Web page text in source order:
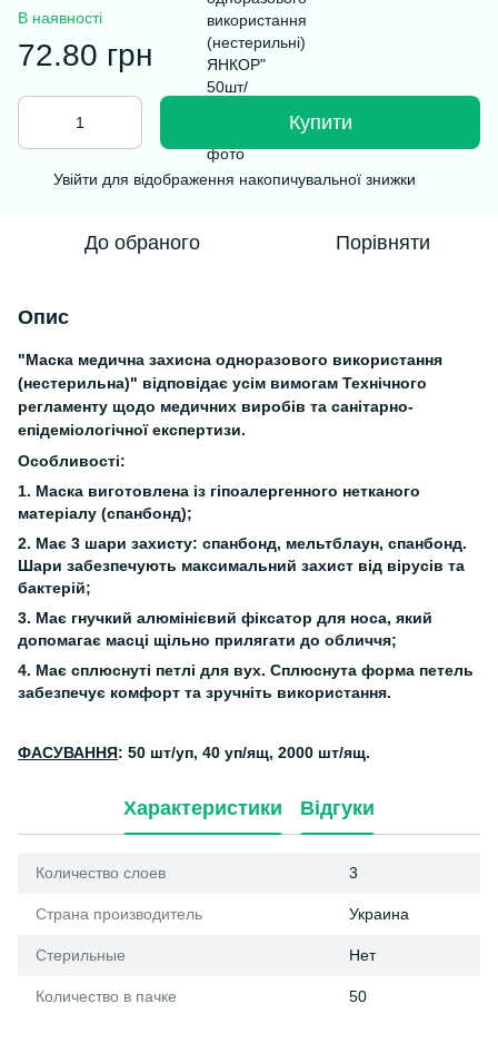
В наявності
72.80 грн
Купити
Увійти для відображення накопичувальної знижки
До обраного Порівняти
Опис
"Маска медична захисна одноразового використання
(нестерильна)" відповідає усім вимогам Технічного
регламенту щодо медичних виробів та санітарно-
епідеміологічної експертизи.
Особливості:
1. Маска виготовлена із гіпоалергенного нетканого
матеріалу (спанбонд);
2. Має 3 шари захисту: спанбонд, мельтблаун, спанбонд.
Шари забезпечують максимальний захист від вірусів та
бактерій;
3. Має гнучкий алюмінієвий фіксатор для носа, який
допомагає масці щільно прилягати до обличчя;
4. Має сплюснуті петлі для вух. Сплюснута форма петель
забезпечує комфорт та зручніть використання.
ФАСУВАННЯ: 50 шт/уп, 40 уп/ящ, 2000 шт/ящ.
Характеристики Відгуки
Количество слоев 3
Страна производитель Украина
Стерильные Нет
Количество в пачке 50